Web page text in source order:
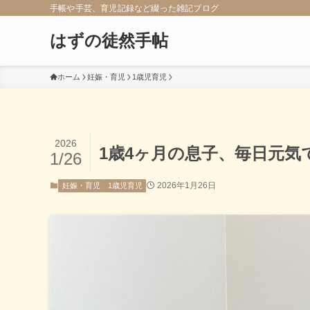
手帳や手芸、育児記録など綴った雑記ブログ
はずの徒然手帖
ホーム 妊娠・育児 1歳児育児
1歳4ヶ月の息子、毎日元気
2026
1/26
妊娠・育児 1歳児育児 2026年1月26日